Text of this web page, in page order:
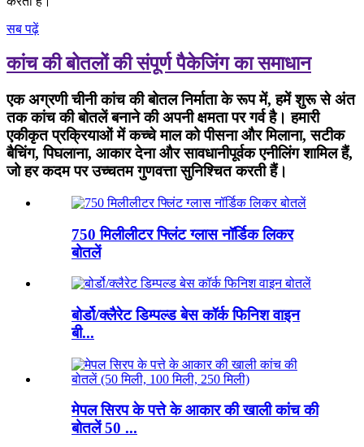
सब पढ़ें
कांच की बोतलों की संपूर्ण पैकेजिंग का समाधान
एक अग्रणी चीनी कांच की बोतल निर्माता के रूप में, हमें शुरू से अंत
तक कांच की बोतलें बनाने की अपनी क्षमता पर गर्व है। हमारी
एकीकृत प्रक्रियाओं में कच्चे माल को पीसना और मिलाना, सटीक
बैचिंग, पिघलाना, आकार देना और सावधानीपूर्वक एनीलिंग शामिल हैं,
जो हर कदम पर उच्चतम गुणवत्ता सुनिश्चित करती हैं।
750 मिलीलीटर फ्लिंट ग्लास नॉर्डिक लिकर
बोतलें
बोर्डो/क्लैरेट डिम्पल्ड बेस कॉर्क फिनिश वाइन
बी...
मेपल सिरप के पत्ते के आकार की खाली कांच की
बोतलें 50 ...